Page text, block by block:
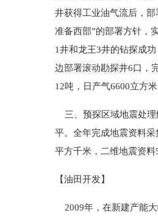
井获得工业油气流后，
准备西部”的部署方针，
1井和龙王3井的钻探成
边部署滚动勘探井6口，
12吨，日产气6600立方
三、预探区域地震处理
平。全年完成地震资料
平方千米，二维地震资
【油田开发】
2009年，在新建产能大